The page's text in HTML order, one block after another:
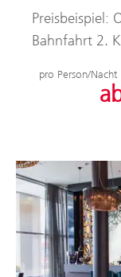
Preisbeispiel:
Bahnfahrt 2.
pro Person/